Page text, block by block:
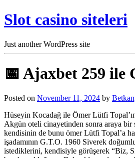
Slot casino siteleri
Just another WordPress site
📅 Ajaxbet 259 ile
Posted on November 11, 2024 by
Hüseyin Kocadağ ile Ömer Lütfi
Akgün oteli cinayetinden sonra araya bir
kendisinin de bunu ömer Lütfi Topal’a
işadamının G.T.O. 1960 Siverek
istediklerini, kendisiyle görüşerek “Biz,